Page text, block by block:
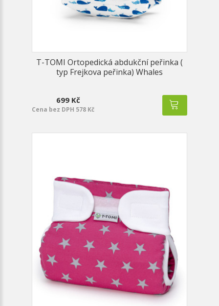
T-TOMI Ortopedická abdukční peřinka (
typ Frejkova peřinka) Whales
699 Kč
Cena bez DPH 578 Kč